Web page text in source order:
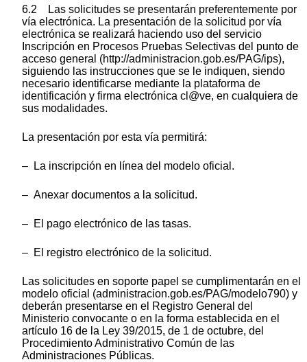
6.2 Las solicitudes se presentarán preferentemente por
vía electrónica. La presentación de la solicitud por vía
electrónica se realizará haciendo uso del servicio
Inscripción en Procesos Pruebas Selectivas del punto de
acceso general (http://administracion.gob.es/PAG/ips),
siguiendo las instrucciones que se le indiquen, siendo
necesario identificarse mediante la plataforma de
identificación y firma electrónica cl@ve, en cualquiera de
sus modalidades.
La presentación por esta vía permitirá:
– La inscripción en línea del modelo oficial.
– Anexar documentos a la solicitud.
– El pago electrónico de las tasas.
– El registro electrónico de la solicitud.
Las solicitudes en soporte papel se cumplimentarán en el
modelo oficial (administracion.gob.es/PAG/modelo790) y
deberán presentarse en el Registro General del
Ministerio convocante o en la forma establecida en el
artículo 16 de la Ley 39/2015, de 1 de octubre, del
Procedimiento Administrativo Común de las
Administraciones Públicas.